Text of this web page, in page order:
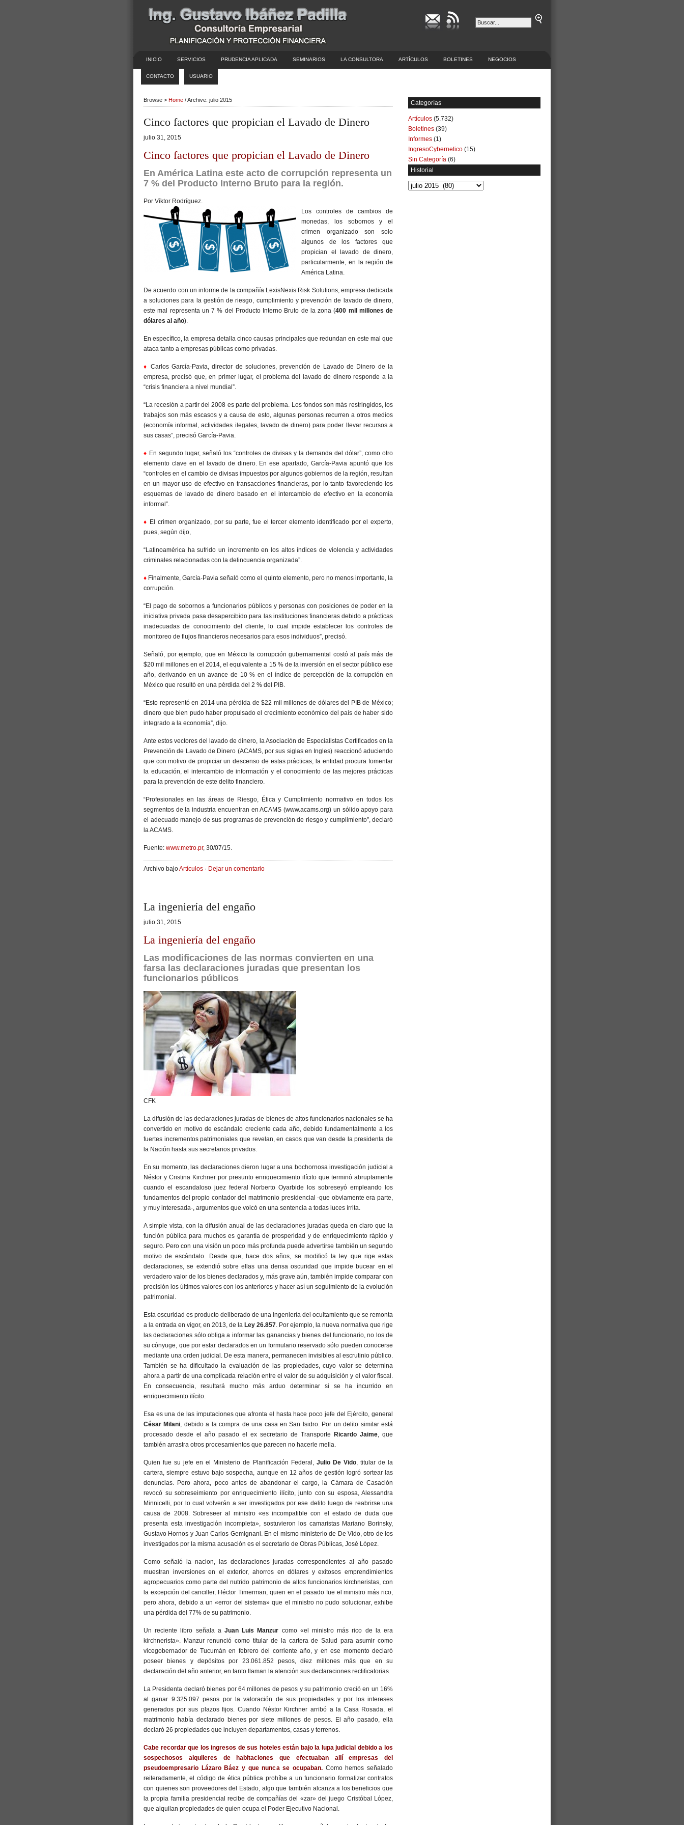
INICIO SERVICIOS PRUDENCIA APLICADA SEMINARIOS LA CONSULTORA ARTÍCULOS BOLETINES NEGOCIOS
CONTACTO USUARIO
Browse > Home / Archive: julio 2015
Cinco factores que propician el Lavado de Dinero
julio 31, 2015
Cinco factores que propician el Lavado de Dinero
En América Latina este acto de corrupción representa un
7 % del Producto Interno Bruto para la región.
Por Víktor Rodríguez.
Los controles de cambios de
monedas, los sobornos y el
crimen organizado son solo
algunos de los factores que
propician el lavado de dinero,
particularmente, en la región de
América Latina.
De acuerdo con un informe de la compañía LexisNexis Risk Solutions, empresa dedicada
a soluciones para la gestión de riesgo, cumplimiento y prevención de lavado de dinero,
este mal representa un 7 % del Producto Interno Bruto de la zona (400 mil millones de
dólares al año).
En específico, la empresa detalla cinco causas principales que redundan en este mal que
ataca tanto a empresas públicas como privadas.
♦ Carlos García-Pavia, director de soluciones, prevención de Lavado de Dinero de la
empresa, precisó que, en primer lugar, el problema del lavado de dinero responde a la
“crisis financiera a nivel mundial”.
“La recesión a partir del 2008 es parte del problema. Los fondos son más restringidos, los
trabajos son más escasos y a causa de esto, algunas personas recurren a otros medios
(economía informal, actividades ilegales, lavado de dinero) para poder llevar recursos a
sus casas”, precisó García-Pavia.
♦ En segundo lugar, señaló los “controles de divisas y la demanda del dólar”, como otro
elemento clave en el lavado de dinero. En ese apartado, García-Pavia apuntó que los
“controles en el cambio de divisas impuestos por algunos gobiernos de la región, resultan
en un mayor uso de efectivo en transacciones financieras, por lo tanto favoreciendo los
esquemas de lavado de dinero basado en el intercambio de efectivo en la economía
informal”.
♦ El crimen organizado, por su parte, fue el tercer elemento identificado por el experto,
pues, según dijo,
“Latinoamérica ha sufrido un incremento en los altos índices de violencia y actividades
criminales relacionadas con la delincuencia organizada”.
♦ Finalmente, García-Pavia señaló como el quinto elemento, pero no menos importante, la
corrupción.
“El pago de sobornos a funcionarios públicos y personas con posiciones de poder en la
iniciativa privada pasa desapercibido para las instituciones financieras debido a prácticas
inadecuadas de conocimiento del cliente, lo cual impide establecer los controles de
monitoreo de flujos financieros necesarios para esos individuos”, precisó.
Señaló, por ejemplo, que en México la corrupción gubernamental costó al país más de
$20 mil millones en el 2014, el equivalente a 15 % de la inversión en el sector público ese
año, derivando en un avance de 10 % en el índice de percepción de la corrupción en
México que resultó en una pérdida del 2 % del PIB.
“Esto representó en 2014 una pérdida de $22 mil millones de dólares del PIB de México;
dinero que bien pudo haber propulsado el crecimiento económico del país de haber sido
integrado a la economía”, dijo.
Ante estos vectores del lavado de dinero, la Asociación de Especialistas Certificados en la
Prevención de Lavado de Dinero (ACAMS, por sus siglas en Ingles) reaccionó aduciendo
que con motivo de propiciar un descenso de estas prácticas, la entidad procura fomentar
la educación, el intercambio de información y el conocimiento de las mejores prácticas
para la prevención de este delito financiero.
“Profesionales en las áreas de Riesgo, Ética y Cumplimiento normativo en todos los
segmentos de la industria encuentran en ACAMS (www.acams.org) un sólido apoyo para
el adecuado manejo de sus programas de prevención de riesgo y cumplimiento”, declaró
la ACAMS.
Fuente: www.metro.pr, 30/07/15.
Archivo bajoArtículos · Dejar un comentario
La ingeniería del engaño
julio 31, 2015
La ingeniería del engaño
Las modificaciones de las normas convierten en una
farsa las declaraciones juradas que presentan los
funcionarios públicos
CFK
La difusión de las declaraciones juradas de bienes de altos funcionarios nacionales se ha
convertido en motivo de escándalo creciente cada año, debido fundamentalmente a los
fuertes incrementos patrimoniales que revelan, en casos que van desde la presidenta de
la Nación hasta sus secretarios privados.
En su momento, las declaraciones dieron lugar a una bochornosa investigación judicial a
Néstor y Cristina Kirchner por presunto enriquecimiento ilícito que terminó abruptamente
cuando el escandaloso juez federal Norberto Oyarbide los sobreseyó empleando los
fundamentos del propio contador del matrimonio presidencial -que obviamente era parte,
y muy interesada-, argumentos que volcó en una sentencia a todas luces írrita.
A simple vista, con la difusión anual de las declaraciones juradas queda en claro que la
función pública para muchos es garantía de prosperidad y de enriquecimiento rápido y
seguro. Pero con una visión un poco más profunda puede advertirse también un segundo
motivo de escándalo. Desde que, hace dos años, se modificó la ley que rige estas
declaraciones, se extendió sobre ellas una densa oscuridad que impide bucear en el
verdadero valor de los bienes declarados y, más grave aún, también impide comparar con
precisión los últimos valores con los anteriores y hacer así un seguimiento de la evolución
patrimonial.
Esta oscuridad es producto deliberado de una ingeniería del ocultamiento que se remonta
a la entrada en vigor, en 2013, de la Ley 26.857 . Por ejemplo, la nueva normativa que rige
las declaraciones sólo obliga a informar las ganancias y bienes del funcionario, no los de
su cónyuge, que por estar declarados en un formulario reservado sólo pueden conocerse
mediante una orden judicial. De esta manera, permanecen invisibles al escrutinio público.
También se ha dificultado la evaluación de las propiedades, cuyo valor se determina
ahora a partir de una complicada relación entre el valor de su adquisición y el valor fiscal.
En consecuencia, resultará mucho más arduo determinar si se ha incurrido en
enriquecimiento ilícito.
Esa es una de las imputaciones que afronta el hasta hace poco jefe del Ejército, general
César Milani , debido a la compra de una casa en San Isidro. Por un delito similar está
procesado desde el año pasado el ex secretario de Transporte Ricardo Jaime , que
también arrastra otros procesamientos que parecen no hacerle mella.
Quien fue su jefe en el Ministerio de Planificación Federal, Julio De Vido, titular de la
cartera, siempre estuvo bajo sospecha, aunque en 12 años de gestión logró sortear las
denuncias. Pero ahora, poco antes de abandonar el cargo, la Cámara de Casación
revocó su sobreseimiento por enriquecimiento ilícito, junto con su esposa, Alessandra
Minnicelli, por lo cual volverán a ser investigados por ese delito luego de reabrirse una
causa de 2008. Sobreseer al ministro «es incompatible con el estado de duda que
presenta esta investigación incompleta», sostuvieron los camaristas Mariano Borinsky,
Gustavo Hornos y Juan Carlos Gemignani. En el mismo ministerio de De Vido, otro de los
investigados por la misma acusación es el secretario de Obras Públicas, José López.
Como señaló la nacion, las declaraciones juradas correspondientes al año pasado
muestran inversiones en el exterior, ahorros en dólares y exitosos emprendimientos
agropecuarios como parte del nutrido patrimonio de altos funcionarios kirchneristas, con
la excepción del canciller, Héctor Timerman, quien en el pasado fue el ministro más rico,
pero ahora, debido a un «error del sistema» que el ministro no pudo solucionar, exhibe
una pérdida del 77% de su patrimonio.
Un reciente libro señala a Juan Luis Manzur como «el ministro más rico de la era
kirchnerista». Manzur renunció como titular de la cartera de Salud para asumir como
vicegobernador de Tucumán en febrero del corriente año, y en ese momento declaró
poseer bienes y depósitos por 23.061.852 pesos, diez millones más que en su
declaración del año anterior, en tanto llaman la atención sus declaraciones rectificatorias.
La Presidenta declaró bienes por 64 millones de pesos y su patrimonio creció en un 16%
al ganar 9.325.097 pesos por la valoración de sus propiedades y por los intereses
generados por sus plazos fijos. Cuando Néstor Kirchner arribó a la Casa Rosada, el
matrimonio había declarado bienes por siete millones de pesos. El año pasado, ella
declaró 26 propiedades que incluyen departamentos, casas y terrenos.
Cabe recordar que los ingresos de sus hoteles están bajo la lupa judicial debido a los
sospechosos alquileres de habitaciones que efectuaban allí empresas del
pseudoempresario Lázaro Báez y que nunca se ocupaban.Como hemos señalado
reiteradamente, el código de ética pública prohíbe a un funcionario formalizar contratos
con quienes son proveedores del Estado, algo que también alcanza a los beneficios que
la propia familia presidencial recibe de compañías del «zar» del juego Cristóbal López,
que alquilan propiedades de quien ocupa el Poder Ejecutivo Nacional.
Categorías
Artículos (5.732)
Boletines (39)
Informes (1)
IngresoCybernetico (15)
Sin Categoría (6)
Historial
Historial